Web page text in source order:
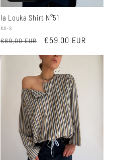
la Louka Shirt N°51
Fournisseur :
XS-S
Prix
€89,00 EUR
Prix
€59,00 EUR